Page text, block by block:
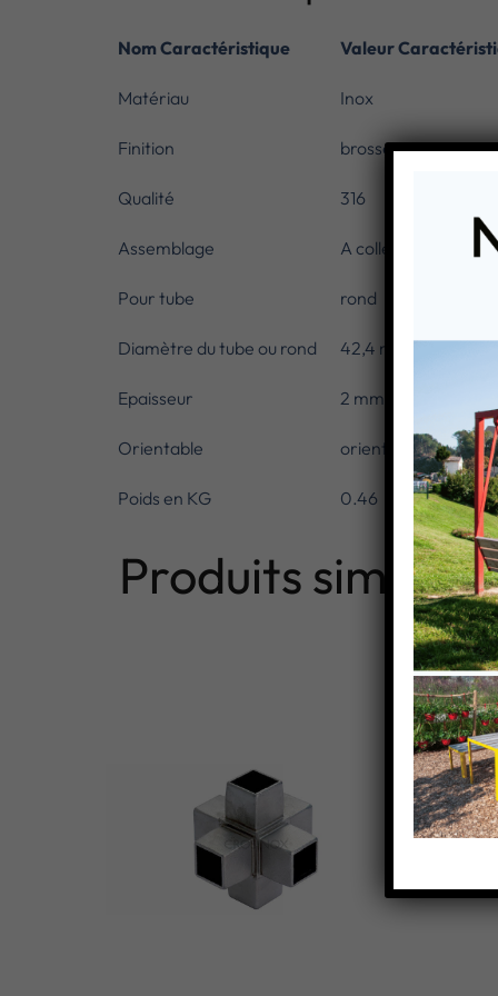
Nom Caractéristique Valeur
Matériau Inox
Finition brosse
Qualité 316
Assemblage A coller
Pour tube rond
Diamètre du tube ou rond 42,4 mm
Epaisseur 2 mm
Orientable orientable
Poids en KG 0.46
Produits